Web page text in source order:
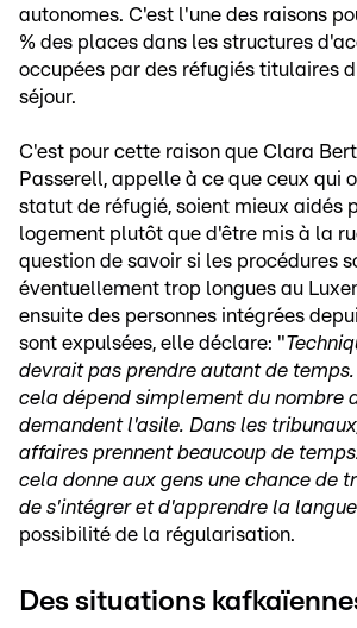
autonomes. C'est l'une des raisons
% des places dans les structures
occupées par des réfugiés titulaires
séjour.
C'est pour cette raison que Clara
Passerell, appelle à ce que ceux qui
statut de réfugié, soient mieux aidés
logement plutôt que d'être mis à la
question de savoir si les procédures
éventuellement trop longues au
ensuite des personnes intégrées
sont expulsées, elle déclare: "
devrait pas prendre autant de temps.
cela dépend simplement du nombre
demandent l'asile. Dans les
affaires prennent beaucoup de
cela donne aux gens une chance de
de s'intégrer et d'apprendre la langue
possibilité de la régularisation.
Des situations